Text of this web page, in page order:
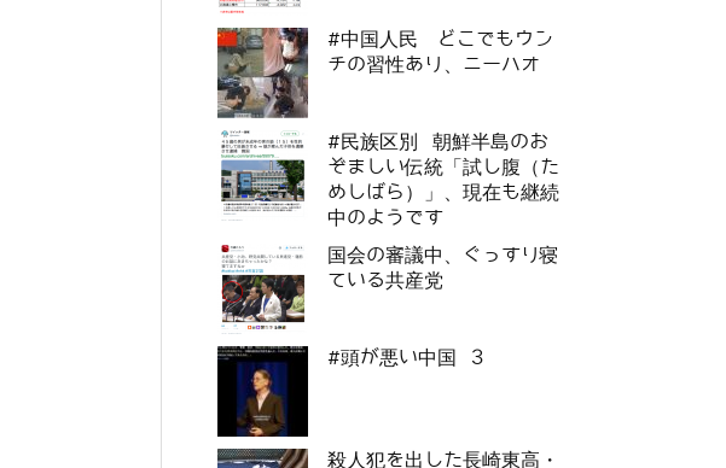
#中国人民 どこでもウン
チの習性あり、ニーハオ
#民族区別 朝鮮半島のお
ぞましい伝統「試し腹（た
めしばら）」、現在も継続
中のようです
国会の審議中、ぐっすり寝
ている共産党
#頭が悪い中国 3
殺人犯を出した長崎東高・